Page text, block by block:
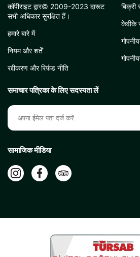
कॉपीराइट द्वार© 2009-2023 दारूट
सभी अधिकार सुरक्षित हैं।
हमारे बारे में
नियम और शर्तें
रद्दीकरण और रिफंड नीति
बिक्री
केवीके
समाचार पत्रिका के लिए सदस्यता लें
सामाजिक मीडिया